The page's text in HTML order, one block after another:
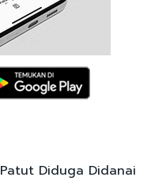
Diduga Didanai